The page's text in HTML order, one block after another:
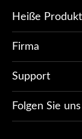
Heiße
Firma
Support
Folgen Sie uns